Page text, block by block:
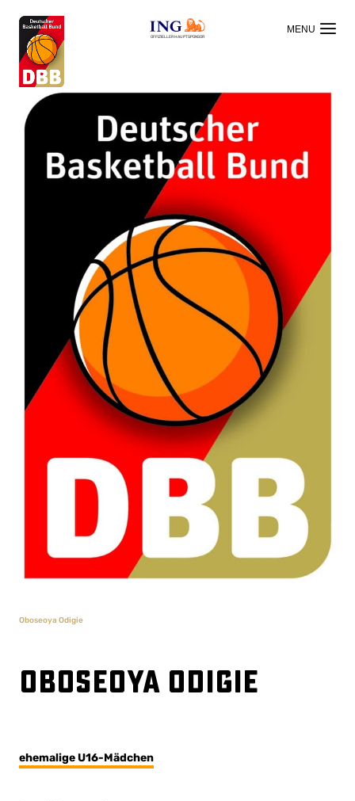
OFFIZIELLER HAUPTSPONSOR
Oboseoya Odigie
Oboseoya Odigie
ehemalige U16-Mädchen